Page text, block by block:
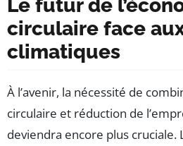
Le futur de
circulaire face
climatiques
À l’avenir, la nécessité de
circulaire et réduction de
deviendra encore plus cruciale.